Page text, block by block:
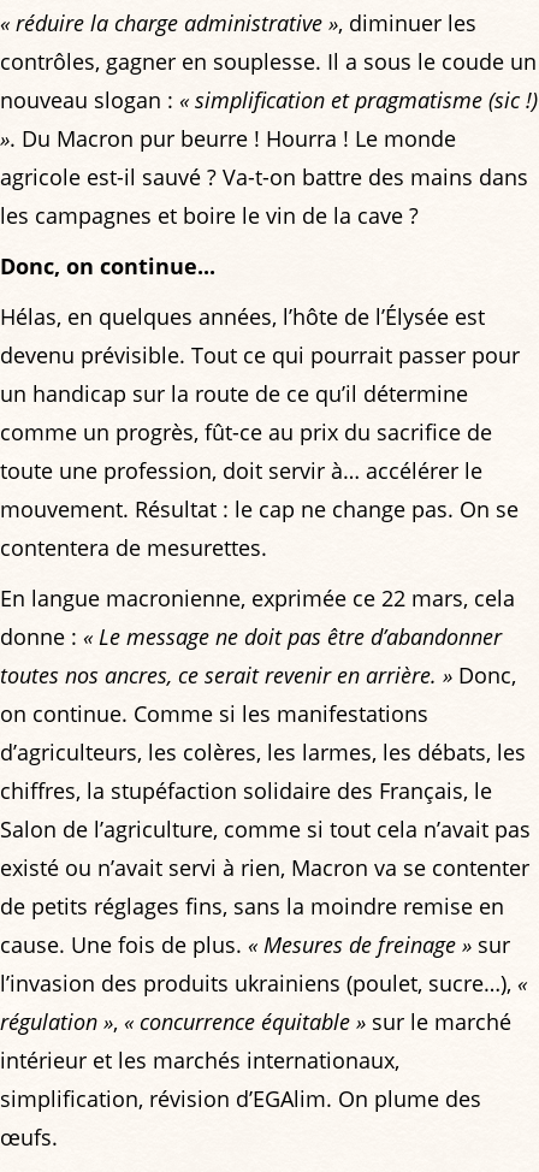
« réduire la charge administrative », diminuer les
contrôles, gagner en souplesse. Il a sous le coude un
nouveau slogan : « simplification et pragmatisme (sic !)
». Du Macron pur beurre ! Hourra ! Le monde
agricole est-il sauvé ? Va-t-on battre des mains dans
les campagnes et boire le vin de la cave ?
Donc, on continue...
Hélas, en quelques années, l’hôte de l’Élysée est
devenu prévisible. Tout ce qui pourrait passer pour
un handicap sur la route de ce qu’il détermine
comme un progrès, fût-ce au prix du sacrifice de
toute une profession, doit servir à… accélérer le
mouvement. Résultat : le cap ne change pas. On se
contentera de mesurettes.
En langue macronienne, exprimée ce 22 mars, cela
donne : « Le message ne doit pas être d’abandonner
toutes nos ancres, ce serait revenir en arrière. » Donc,
on continue. Comme si les manifestations
d’agriculteurs, les colères, les larmes, les débats, les
chiffres, la stupéfaction solidaire des Français, le
Salon de l’agriculture, comme si tout cela n’avait pas
existé ou n’avait servi à rien, Macron va se contenter
de petits réglages fins, sans la moindre remise en
cause. Une fois de plus. « Mesures de freinage » sur
l’invasion des produits ukrainiens (poulet, sucre…), «
régulation », « concurrence équitable » sur le marché
intérieur et les marchés internationaux,
simplification, révision d’EGAlim. On plume des
œufs.